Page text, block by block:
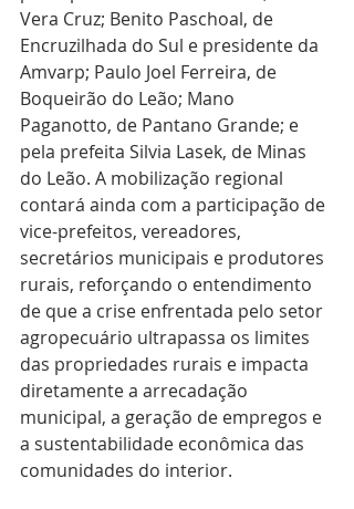
Vera Cruz; Benito Paschoal, de
Encruzilhada do Sul e presidente da
Amvarp; Paulo Joel Ferreira, de
Boqueirão do Leão; Mano
Paganotto, de Pantano Grande; e
pela prefeita Silvia Lasek, de Minas
do Leão. A mobilização regional
contará ainda com a participação de
vice-prefeitos, vereadores,
secretários municipais e produtores
rurais, reforçando o entendimento
de que a crise enfrentada pelo setor
agropecuário ultrapassa os limites
das propriedades rurais e impacta
diretamente a arrecadação
municipal, a geração de empregos e
a sustentabilidade econômica das
comunidades do interior.